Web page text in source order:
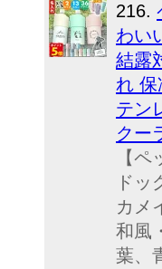
216.
わい
結露
れ 保
テン
クー
【
ドッ
カメ
和風
葉、